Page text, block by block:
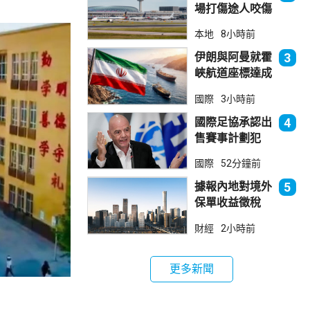
場打傷途人咬傷
法院判囚
本地 8小時前
伊朗與阿曼就霍
峽航道座標達成
部分途經伊朗領
海
3
國際 3小時前
國際足協承認出
售賽事計劃犯
持恩芬天奴
4
國際 52分鐘前
據報內地對境外
保單收益徵稅
倫敦股價急跌
5
財經 2小時前
更多新聞